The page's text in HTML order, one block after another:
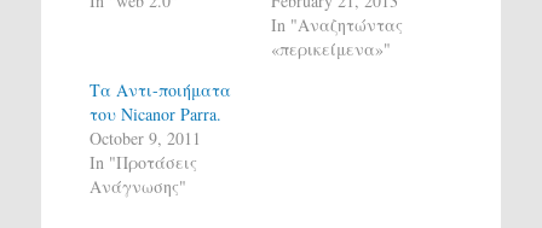
In "Αναζητώντας
«περικείμενα»"
Τα Αντι-ποιήματα
του Nicanor Parra.
October 9, 2011
In "Προτάσεις
Ανάγνωσης"